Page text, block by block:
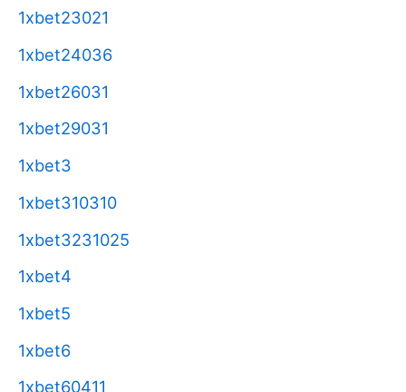
1xbet23021
1xbet24036
1xbet26031
1xbet29031
1xbet3
1xbet310310
1xbet3231025
1xbet4
1xbet5
1xbet6
1xbet60411